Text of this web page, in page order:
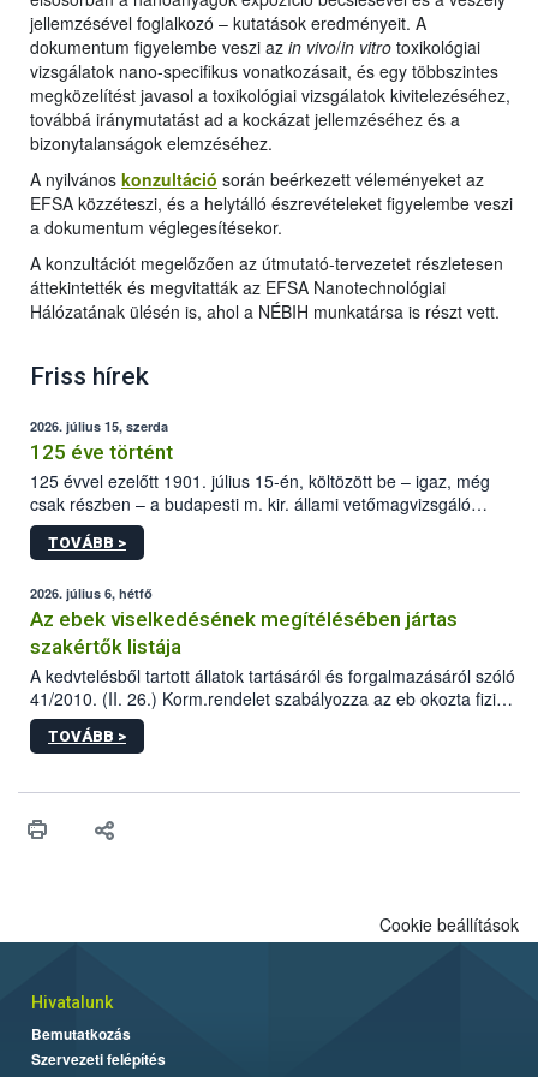
jellemzésével foglalkozó – kutatások eredményeit. A
dokumentum figyelembe veszi az in vivo/in vitro toxikológiai
vizsgálatok nano-specifikus vonatkozásait, és egy többszintes
megközelítést javasol a toxikológiai vizsgálatok kivitelezéséhez,
továbbá iránymutatást ad a kockázat jellemzéséhez és a
bizonytalanságok elemzéséhez.
A nyilvános konzultáció során beérkezett véleményeket az
EFSA közzéteszi, és a helytálló észrevételeket figyelembe veszi
a dokumentum véglegesítésekor.
A konzultációt megelőzően az útmutató-tervezetet részletesen
áttekintették és megvitatták az EFSA Nanotechnológiai
Hálózatának ülésén is, ahol a NÉBIH munkatársa is részt vett.
Friss hírek
2026. július 15, szerda
125 éve történt
125 évvel ezelőtt 1901. július 15-én, költözött be – igaz, még
csak részben – a budapesti m. kir. állami vetőmagvizsgáló
állomás a Kis Rókus utca 15. szám alatti, Czigler Győző által
tervezett új épületébe.
TOVÁBB >
2026. július 6, hétfő
Az ebek viselkedésének megítélésében jártas
szakértők listája
A kedvtelésből tartott állatok tartásáról és forgalmazásáról szóló
41/2010. (II. 26.) Korm.rendelet szabályozza az eb okozta fizikai
sérülés, illetve ennek veszélye keletkezésekor felmerülő
hatósági feladatokat, valamint a veszélyes eb tartását és annak
vonni az ebek viselkedésének megítélésében jártas szakértőt.
TOVÁBB >
Cookie beállítások
Hivatalunk
Bemutatkozás
Szervezeti felépítés